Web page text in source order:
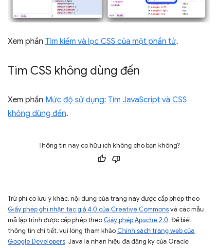
Xem phần Tìm kiếm và lọc CSS của một phần tử.
Tìm CSS không dùng đến
Xem phần Mức độ sử dụng: Tìm JavaScript và CSS
không dùng đến.
Thông tin này có hữu ích không cho bạn không?
Trừ phi có lưu ý khác, nội dung của trang này được cấp phép theo
Giấy phép ghi nhận tác giả 4.0 của Creative Commonsvà các mẫu
mã lập trình được cấp phép theo Giấy phép Apache 2.0. Để biết
thông tin chi tiết, vui lòng tham khảo Chính sách trang web của
Google Developers. Java là nhãn hiệu đã đăng ký của Oracle